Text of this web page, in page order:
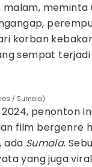
meminta
korban
sempat
/ Sumala)
penonton
film bergenre
ada Sumala.
yang juga